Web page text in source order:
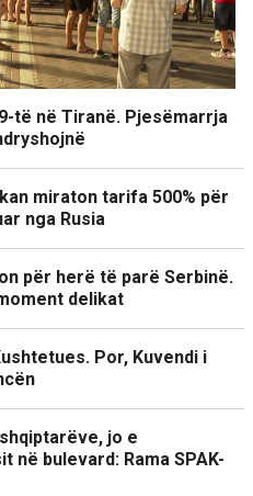
të në Tiranë. Pjesëmarrja
miraton tarifa 500% për
nga Rusia
për herë të parë Serbinë.
delikat
Por, Kuvendi i
jo e
bulevard: Rama SPAK-